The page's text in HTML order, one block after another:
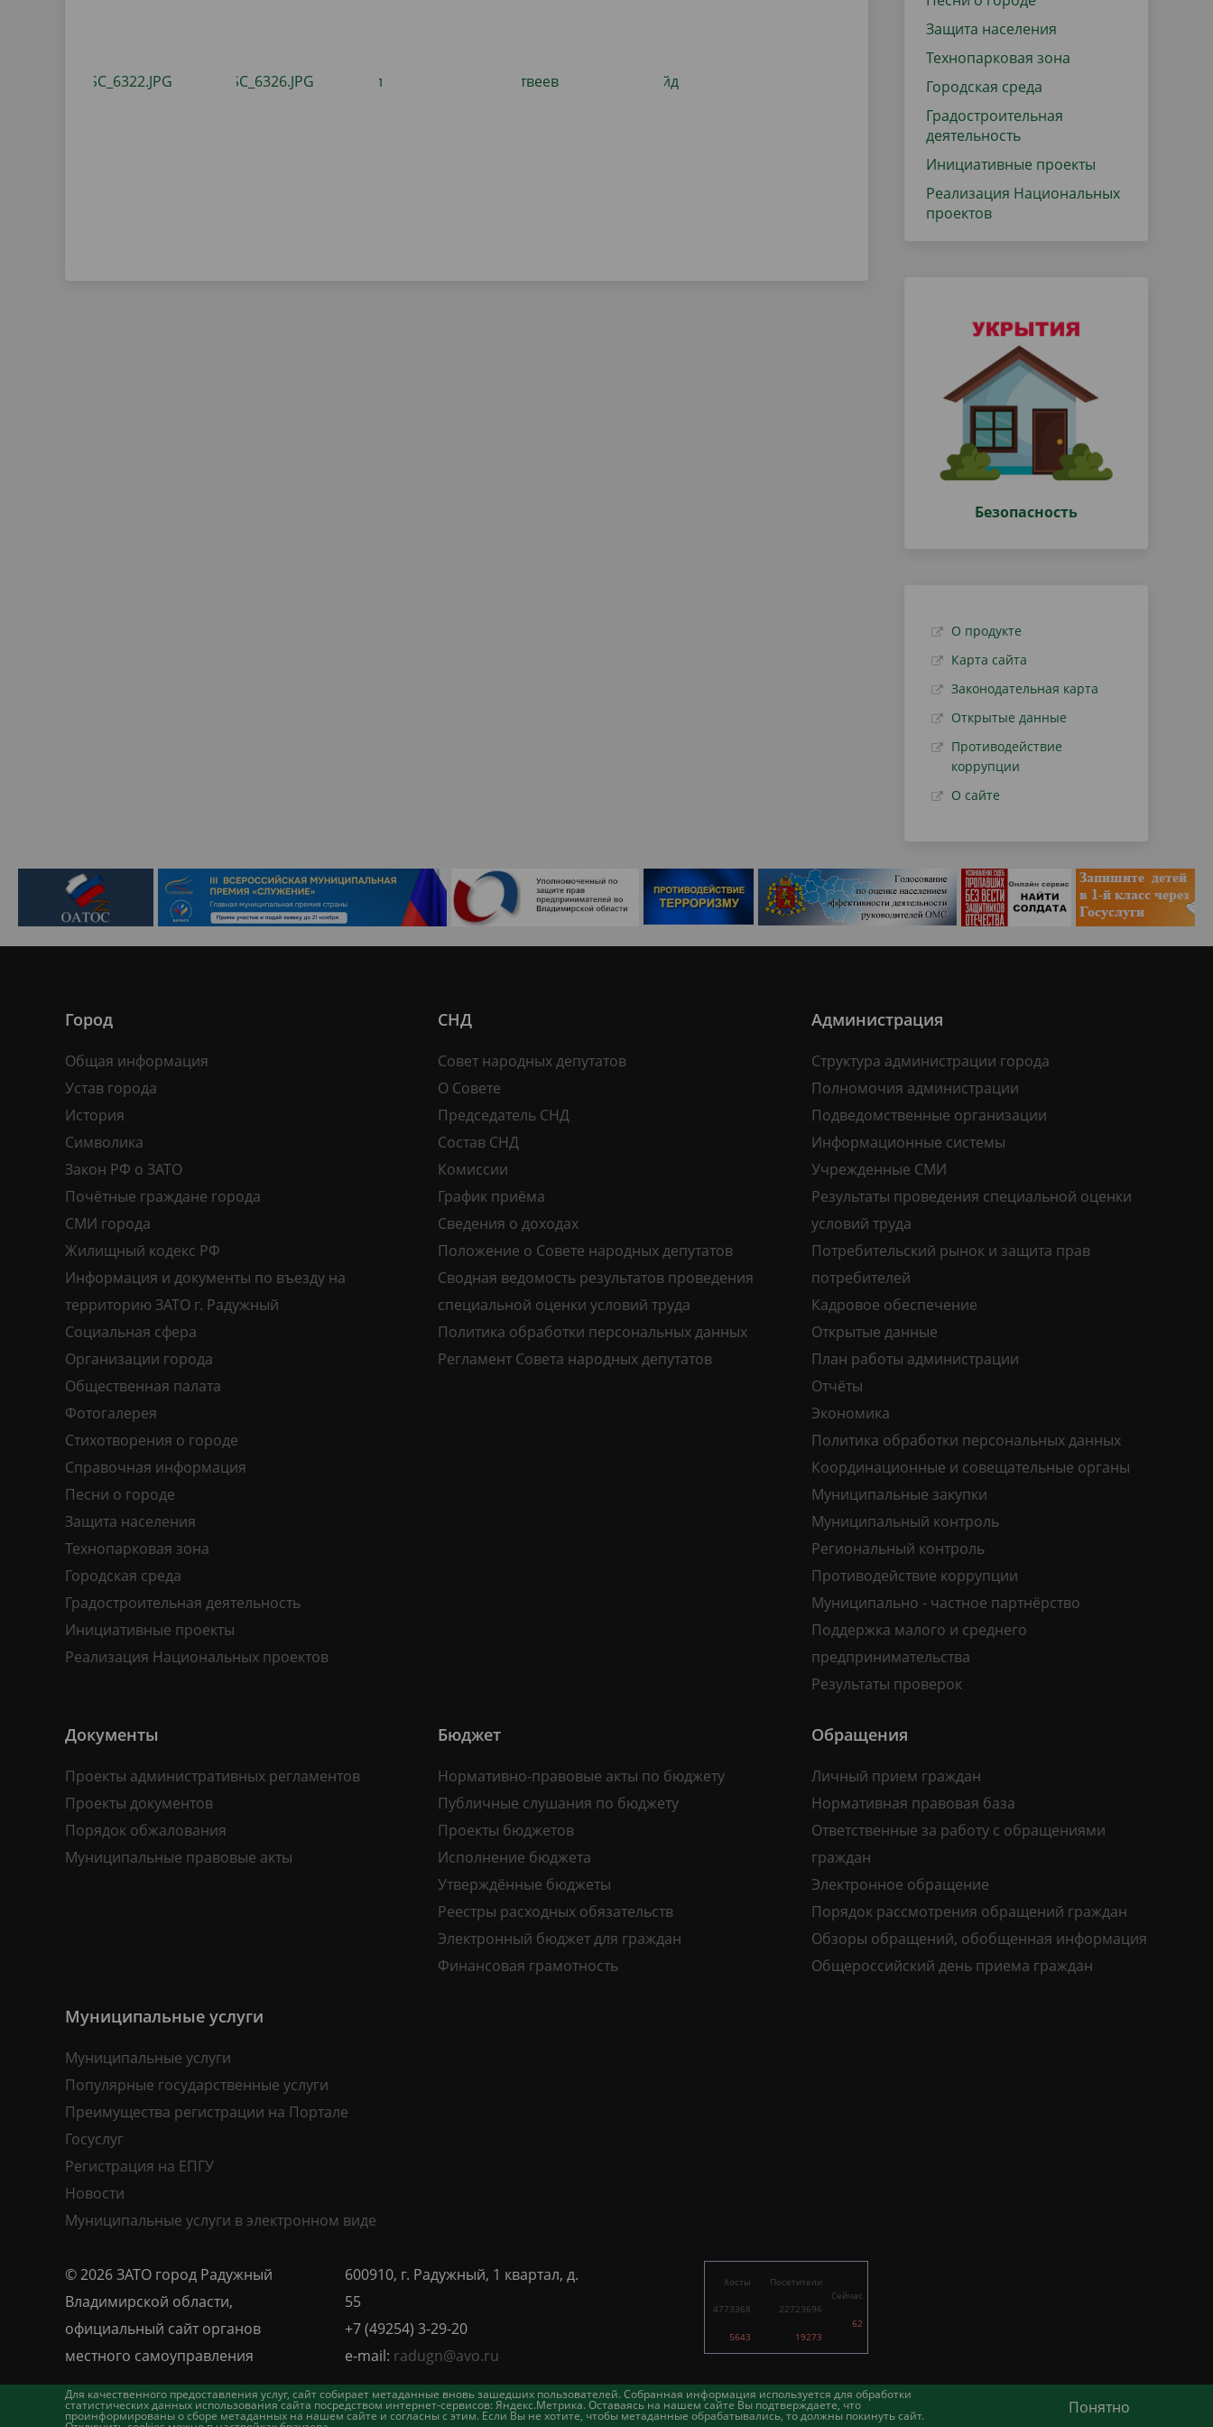
Защита населения
Технопарковая зона
Городская среда
Градостроительная
деятельность
Инициативные проекты
Реализация Национальных
проектов
Безопасность
О продукте
Карта сайта
Законодательная карта
Открытые данные
Противодействие
коррупции
О сайте
Для качественного предоставления услуг, сайт собирает метаданные вновь зашедших пользователей. Собранная информация используется для обработки
статистических данных использования сайта посредством интернет-сервисов: Яндекс.Метрика. Оставаясь на нашем сайте Вы подтверждаете, что
проинформированы о сборе метаданных на нашем сайте и согласны с этим. Если Вы не хотите, чтобы метаданные обрабатывались, то должны покинуть сайт. Понятно
Город
Общая информация
Устав города
История
Символика
Закон РФ о ЗАТО
Почётные граждане города
СМИ города
Жилищный кодекс РФ
Информация и документы по въезду на
территорию ЗАТО г. Радужный
Социальная сфера
Организации города
Общественная палата
Фотогалерея
Стихотворения о городе
Справочная информация
Песни о городе
Защита населения
Технопарковая зона
Городская среда
Градостроительная деятельность
Инициативные проекты
Реализация Национальных проектов
СНД
Совет народных депутатов
О Совете
Председатель СНД
Состав СНД
Комиссии
График приёма
Сведения о доходах
Положение о Совете народных депутатов
Сводная ведомость результатов проведения
специальной оценки условий труда
Политика обработки персональных данных
Регламент Совета народных депутатов
Администрация
Структура администрации города
Полномочия администрации
Подведомственные организации
Информационные системы
Учрежденные СМИ
Результаты проведения специальной оценки
условий труда
Потребительский рынок и защита прав
потребителей
Кадровое обеспечение
Открытые данные
План работы администрации
Отчёты
Экономика
Политика обработки персональных данных
Координационные и совещательные органы
Муниципальные закупки
Муниципальный контроль
Региональный контроль
Противодействие коррупции
Муниципально - частное партнёрство
Поддержка малого и среднего
предпринимательства
Результаты проверок
Документы
Проекты административных регламентов
Проекты документов
Порядок обжалования
Муниципальные правовые акты
Бюджет
Нормативно-правовые акты по бюджету
Публичные слушания по бюджету
Проекты бюджетов
Исполнение бюджета
Утверждённые бюджеты
Реестры расходных обязательств
Электронный бюджет для граждан
Финансовая грамотность
Обращения
Личный прием граждан
Нормативная правовая база
Ответственные за работу с обращениями
граждан
Электронное обращение
Порядок рассмотрения обращений граждан
Обзоры обращений, обобщенная информация
Общероссийский день приема граждан
Муниципальные услуги
Муниципальные услуги
Популярные государственные услуги
Преимущества регистрации на Портале
Госуслуг
Регистрация на ЕПГУ
Новости
Муниципальные услуги в электронном виде
© 2026 ЗАТО город Радужный
Владимирской области,
официальный сайт органов
местного самоуправления
600910, г. Радужный, 1 квартал, д.
55
+7 (49254) 3-29-20
e-mail: radugn@avo.ru
Хосты
4773368
5643
Посетители
22723696
19273
Сейчас
62